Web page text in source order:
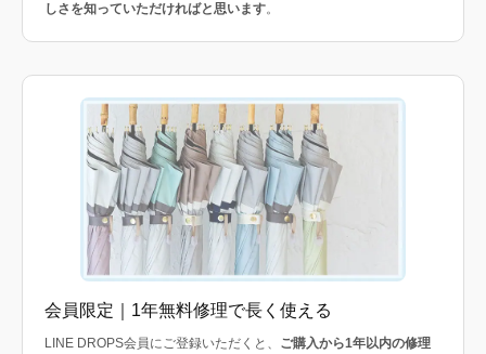
しさを知っていただければと思います。
会員限定｜1年無料修理で長く使える
LINE DROPS会員にご登録いただくと、 ご購入から1年以内の修理